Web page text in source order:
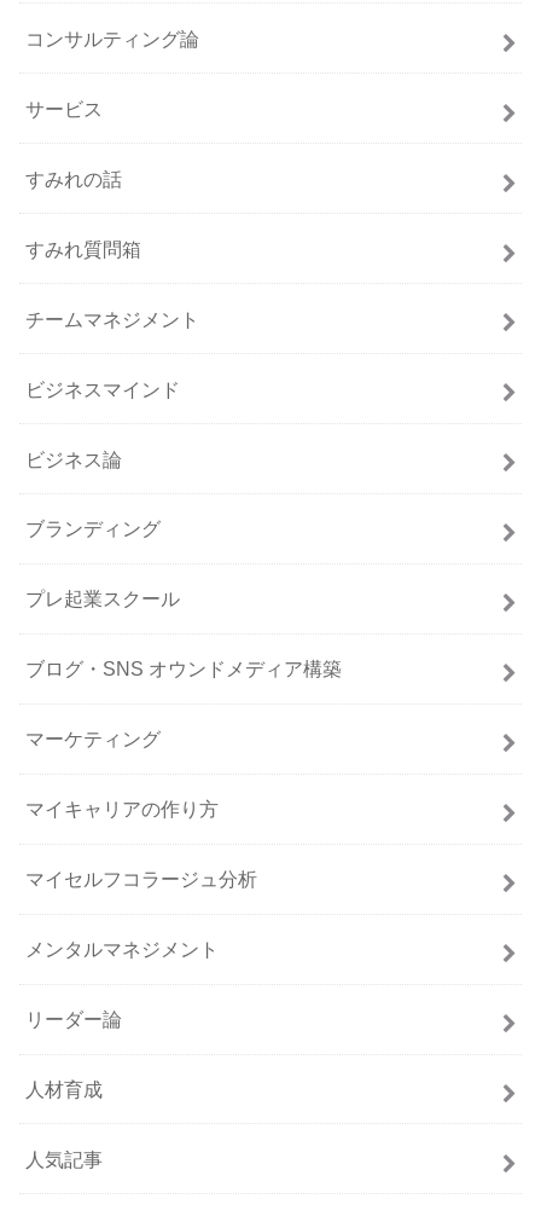
コンサルティング論
サービス
すみれの話
すみれ質問箱
チームマネジメント
ビジネスマインド
ビジネス論
ブランディング
プレ起業スクール
ブログ・SNS オウンドメディア構築
マーケティング
マイキャリアの作り方
マイセルフコラージュ分析
メンタルマネジメント
リーダー論
人材育成
人気記事